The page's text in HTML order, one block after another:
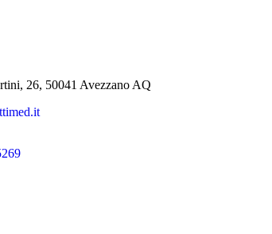
26, 50041 Avezzano AQ